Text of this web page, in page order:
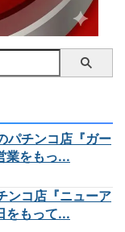
パチンコ店『ガー
業をもっ...
ンコ店『ニューア
をもって...